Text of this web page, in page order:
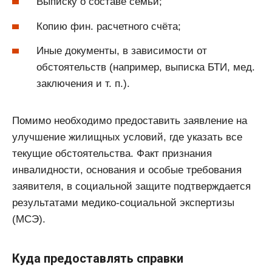
Копию фин. расчетного счёта;
Иные документы, в зависимости от
обстоятельств (например, выписка БТИ, мед.
заключения и т. п.).
Помимо необходимо предоставить заявление на
улучшение жилищных условий, где указать все
текущие обстоятельства. Факт признания
инвалидности, основания и особые требования
заявителя, в социальной защите подтверждается
результатами медико-социальной экспертизы
(МСЭ).
Куда предоставлять справки